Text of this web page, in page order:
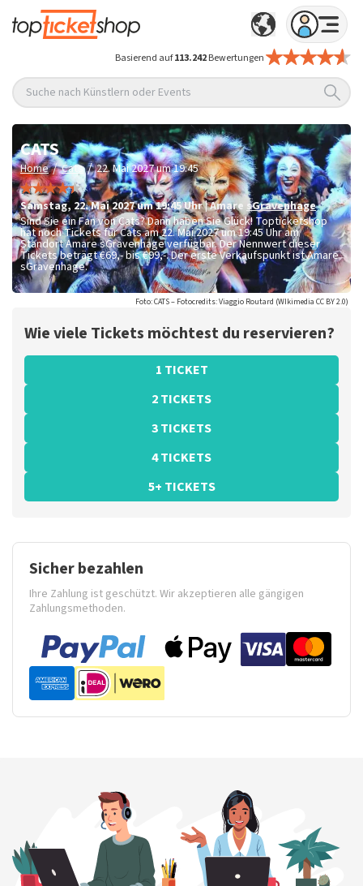
Basierend auf113.242Bewertungen
Suche nach Künstlern oder Events
CATS
Home / Cats / 22. Mai 2027 um 19:45
Samstag, 22. Mai 2027 um 19:45Uhr|Amare sGravenhage
Sind Sie ein Fan von Cats? Dann haben Sie Glück! Topticketshop
hat noch Tickets für Cats am 22. Mai 2027 um 19:45 Uhr am
Standort Amare sGravenhage verfügbar. Der Nennwert dieser
Tickets beträgt€69,- bis €99,-. Der erste Verkaufspunkt ist Amare
sGravenhage.
Foto: CATS – Fotocredits: Viaggio Routard (WIkimedia CC BY 2.0)
Wie viele Tickets möchtest du reservieren?
1 TICKET
2 TICKETS
3 TICKETS
4 TICKETS
5+ TICKETS
Sicher bezahlen
Ihre Zahlung ist geschützt. Wir akzeptieren alle gängigen
Zahlungsmethoden.